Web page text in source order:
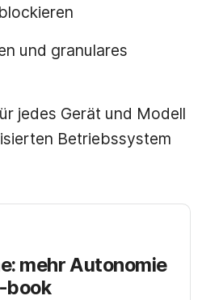
und granulares
jedes Gerät und Modell
Betriebssystem
mehr Autonomie
book